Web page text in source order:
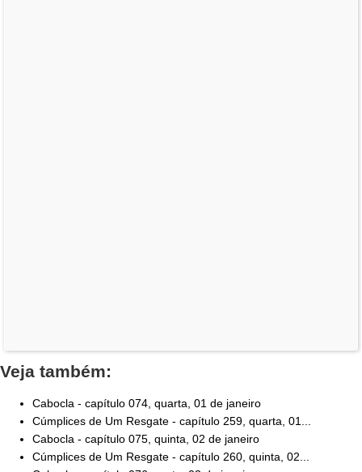
Veja também:
Cabocla - capítulo 074, quarta, 01 de janeiro
Cúmplices de Um Resgate - capítulo 259, quarta, 01...
Cabocla - capítulo 075, quinta, 02 de janeiro
Cúmplices de Um Resgate - capítulo 260, quinta, 02...